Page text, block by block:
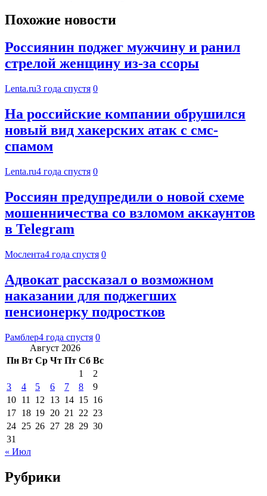
Похожие новости
Россиянин поджег мужчину и ранил
стрелой женщину из-за ссоры
Lenta.ru3 года спустя 0
На российские компании обрушился
новый вид хакерских атак с смс-
спамом
Lenta.ru4 года спустя 0
Россиян предупредили о новой схеме
мошенничества со взломом аккаунтов
в Telegram
Мослента4 года спустя 0
Адвокат рассказал о возможном
наказании для поджегших
пенсионерку подростков
Рамблер4 года спустя 0
Август 2026
Пн Вт Ср Чт Пт Сб Вс
1
2
3
4 5 6 7 8
9
10 11 12 13 14 15 16
17 18 19 20 21 22 23
24 25 26 27 28 29 30
31
« Июл
Рубрики